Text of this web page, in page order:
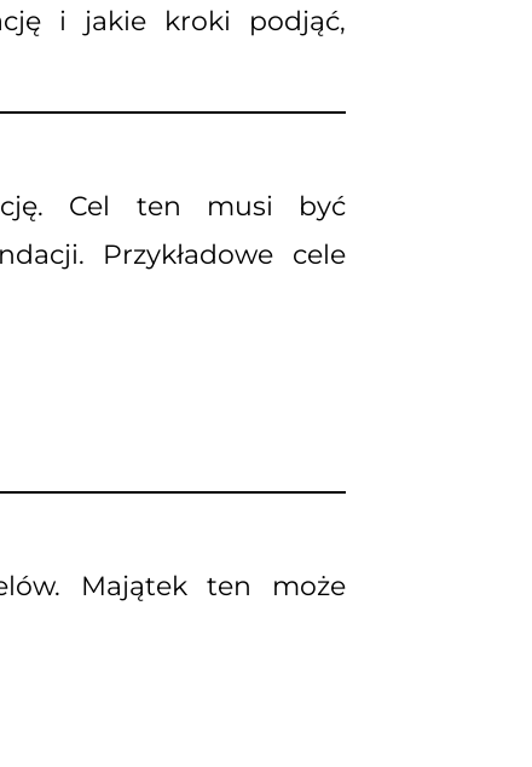
i jakie kroki podjąć,
Cel ten musi być
Przykładowe cele
Majątek ten może